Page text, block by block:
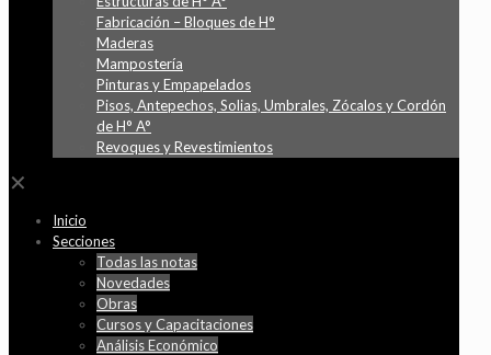
Fabricación – Bloques de H°
Maderas
Mampostería
Pinturas y Empapelados
Pisos, Antepechos, Solias, Umbrales, Zócalos y Cordón
de H° A°
Revoques y Revestimientos
✕
Inicio
Secciones
Todas las notas
Novedades
Obras
Cursos y Capacitaciones
Análisis Económico